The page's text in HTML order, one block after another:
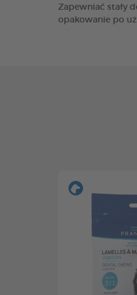
Zapewniać stały
opakowanie po